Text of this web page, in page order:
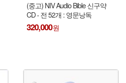
(중고) NIV Audio Bible 신구약
CD - 전 52개 : 영문낭독
320,000